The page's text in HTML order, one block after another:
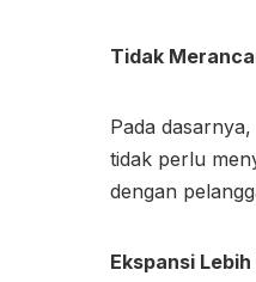
Tidak
Pada
tidak perlu
dengan
Ekspansi Lebih